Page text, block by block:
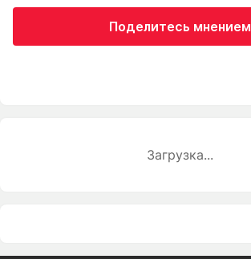
Поделитесь мнением
Загрузка...